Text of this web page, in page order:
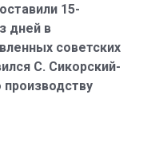
15-
дней в
советских
С. Сикорский-